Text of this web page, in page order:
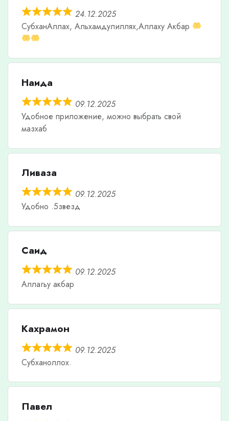
24.12.2025
СубханАллах, Альхамдулиллях,Аллаху Акбар
Наида
09.12.2025
Удобное приложение, можно выбрать свой
мазхаб
Ливаза
09.12.2025
Удобно .5звезд
Саид
09.12.2025
Аллагьу акбар
Кахрамон
09.12.2025
Субханоллох.
Павел